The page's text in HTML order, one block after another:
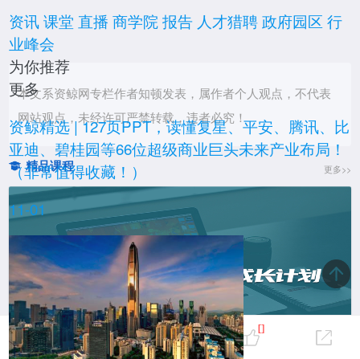
资讯课堂 直播 商学院报告 人才猎聘政府园区 行
业峰会
为你推荐
更多
资鲸精选 | 127页PPT，读懂复星、平安、腾讯、比
亚迪、碧桂园等66位超级商业巨头未来产业布局！
（非常值得收藏！）
11-01
本文系资鲸网专栏作者知顿发表，属作者个人观点，不代表
网站观点，未经许可严禁转载，违者必究！
精品课程 更多>>
0
报告
直播